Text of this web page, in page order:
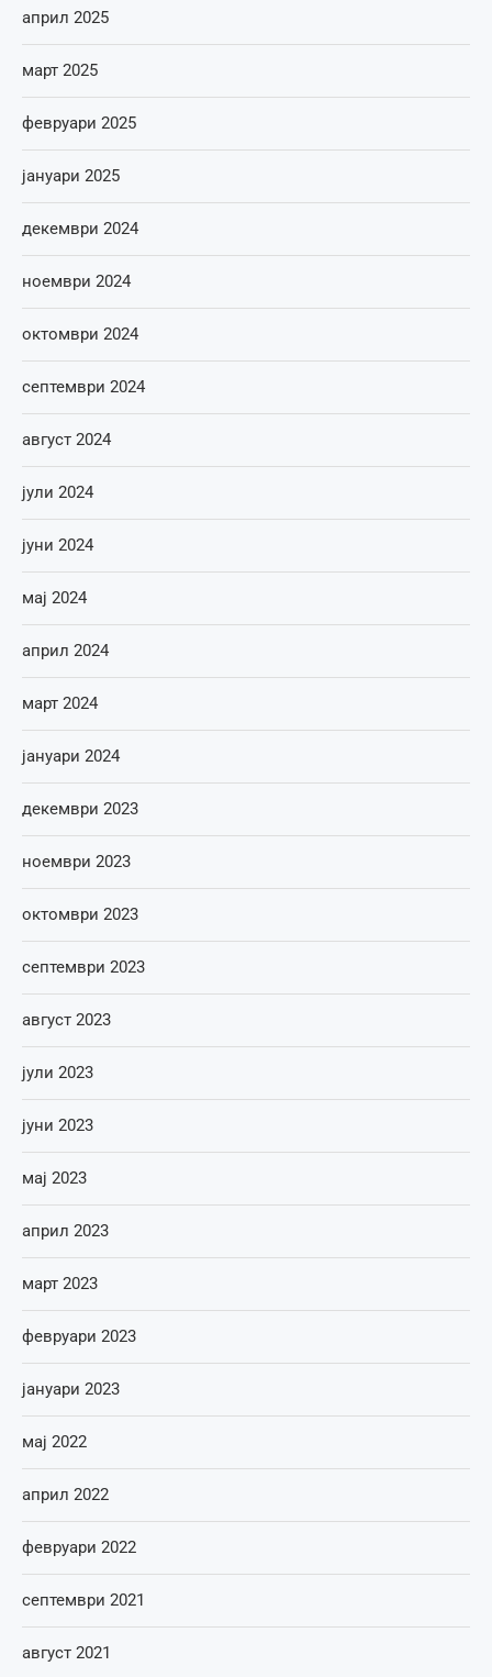
април 2025
март 2025
февруари 2025
јануари 2025
декември 2024
ноември 2024
октомври 2024
септември 2024
август 2024
јули 2024
јуни 2024
мај 2024
април 2024
март 2024
јануари 2024
декември 2023
ноември 2023
октомври 2023
септември 2023
август 2023
јули 2023
јуни 2023
мај 2023
април 2023
март 2023
февруари 2023
јануари 2023
мај 2022
април 2022
февруари 2022
септември 2021
август 2021